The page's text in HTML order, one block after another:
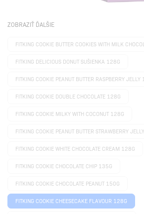
ZOBRAZIŤ ĎALŠIE
FITKING COOKIE BUTTER COOKIES WITH MILK
FITKING DELICIOUS DONUT SUŠIENKA 128G
FITKING COOKIE PEANUT BUTTER RASPBERRY JELLY
FITKING COOKIE DOUBLE CHOCOLATE 128G
FITKING COOKIE MILKY WITH COCONUT 128G
FITKING COOKIE PEANUT BUTTER STRAWBERRY
FITKING COOKIE WHITE CHOCOLATE CREAM 128G
FITKING COOKIE CHOCOLATE CHIP 135G
FITKING COOKIE CHOCOLATE PEANUT 150G
FITKING COOKIE CHEESECAKE FLAVOUR 128G